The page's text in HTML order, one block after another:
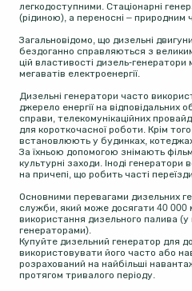
легкодоступними. Стаціонарні
(рідиною), а переносні – природним
Загальновідомо, що дизельні
бездоганно справляються з
цій властивості дизель-
мегаватів електроенергії.
Дизельні генератори часто
джерело енергії на відповідальних
справи, телекомунікаційних
для короткочасної роботи. Крім
встановлюють у будинках,
За їхньою допомогою знімають
культурні заходи. Іноді
на причепі, що робить часті
Основними перевагами дизельних
служби, який може досягати 40 000
використання дизельного палива (у
генераторами).
Купуйте дизельний генератор для
використовувати його часто або
розрахований на найбільші
протягом тривалого періоду.